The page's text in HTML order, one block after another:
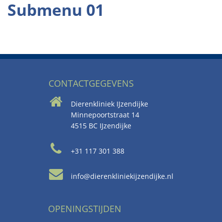
Submenu 01
CONTACTGEGEVENS
Dierenkliniek IJzendijke
Minnepoortstraat 14
4515 BC IJzendijke
+31 117 301 388
info@dierenkliniekijzendijke.nl
OPENINGSTIJDEN